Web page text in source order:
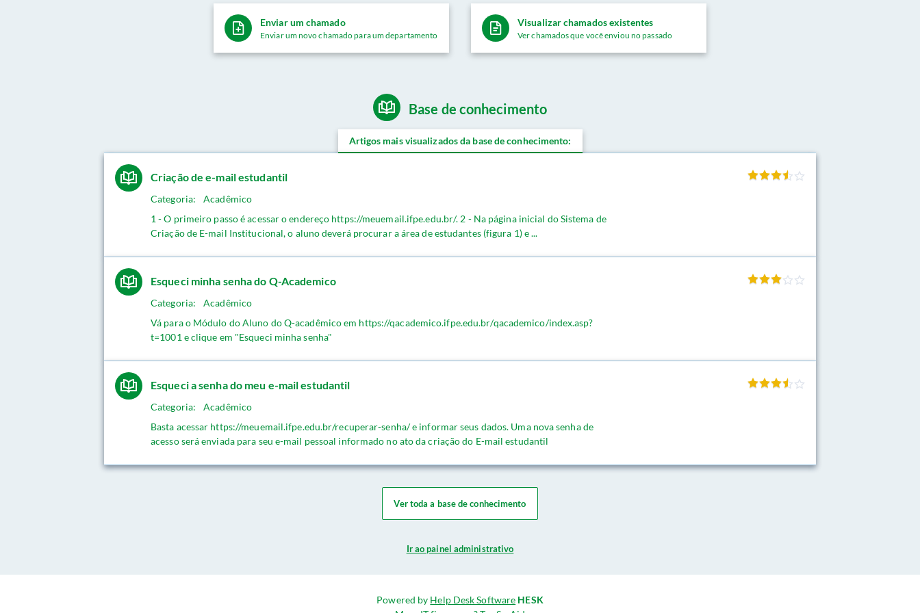
Enviar um chamado
Enviar um novo chamado para um departamento
Visualizar chamados existentes
Ver chamados que você enviou no passado
Base de conhecimento
Artigos mais visualizados da base de conhecimento:
Criação de e-mail estudantil
Categoria:
Acadêmico
1 - O primeiro passo é acessar o endereço https://meuemail.ifpe.edu.br/. 2 - Na página inicial do Sistema de
Criação de E-mail Institucional, o aluno deverá procurar a área de estudantes (figura 1) e ...
Esqueci minha senha do Q-Academico
Categoria:
Acadêmico
Vá para o Módulo do Aluno do Q-acadêmico em https://qacademico.ifpe.edu.br/qacademico/index.asp?
t=1001 e clique em "Esqueci minha senha"
Esqueci a senha do meu e-mail estudantil
Categoria:
Acadêmico
Basta acessar https://meuemail.ifpe.edu.br/recuperar-senha/ e informar seus dados. Uma nova senha de
acesso será enviada para seu e-mail pessoal informado no ato da criação do E-mail estudantil
Ver toda a base de conhecimento
Ir ao painel administrativo
Powered by Help Desk Software HESK